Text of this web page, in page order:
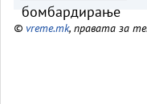
© vreme.mk, правата за